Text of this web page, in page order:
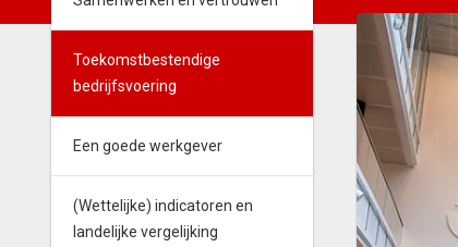
Toekomstbestendige
bedrijfsvoering
Een goede werkgever
(Wettelijke) indicatoren en
landelijke vergelijking